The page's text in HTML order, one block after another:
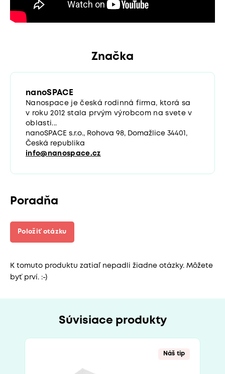
Značka
nanoSPACE
Nanospace je česká rodinná firma, ktorá sa
v roku 2012 stala prvým výrobcom na svete v
oblasti...
nanoSPACE s.r.o., Rohova 98, Domažlice 34401,
Česká republika
info@nanospace.cz
Poradňa
Položiť otázku
K tomuto produktu zatiaľ nepadli žiadne otázky. Môžete
byť prví. :-)
Súvisiace produkty
Náš tip